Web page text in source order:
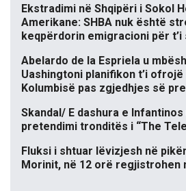
Ekstradimi në Shqipëri i Sokol
Amerikane: SHBA nuk është
keqpërdorin emigracioni për
Abelardo de la Espriela u
Uashingtoni planifikon t’i
Kolumbisë pas zgjedhjes së
Skandal/ E dashura e Infantinos
pretendimi tronditës i “The
Fluksi i shtuar lëvizjesh në
Morinit, në 12 orë regjistrohen